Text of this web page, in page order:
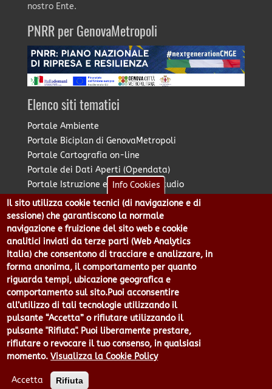
nostro Ente.
PNRR per GenovaMetropoli
Elenco siti tematici
Portale Ambiente
Portale Biciplan di GenovaMetropoli
Portale Cartografia on-line
Portale dei Dati Aperti (Opendata)
Portale Istruzione e Diritto allo Studio
Portale Marketing Territoriale
Portale Piano Strategico Metropolitano
Portale PUMS di GenovaMetropoli
Portale Stazione Unica Appaltante
Pratico: procedimenti e istanze online
Città Metropolitana di Genova - Piazzale Mazzini 2 -16122 -
Genova | CF:80007350103 - P.Iva: 00949170104 | Codice IPA: cmge
Centralino 010 54991 Fax 010 5499244 URP 010 5499456
Num.Verde 800 509420 | P.E.C.:
pec@cert.cittametropolitana.genova.it
Privacy|Tecnologie e Accessibilità|Note Legali
sito Web
Info Cookies
Il sito utilizza cookie tecnici (di navigazione e di
sessione) che garantiscono la normale
navigazione e fruizione del sito web e cookie
analitici inviati da terze parti (Web Analytics
Italia) che consentono di tracciare e analizzare, in
forma anonima, il comportamento per quanto
riguarda tempi, ubicazione geografica e
comportamento sul sito.Puoi acconsentire
all’utilizzo di tali tecnologie utilizzando il
pulsante “Accetta” o rifiutare utilizzando il
pulsante "Rifiuta". Puoi liberamente prestare,
rifiutare o revocare il tuo consenso, in qualsiasi
momento. Visualizza la Cookie Policy
Accetta Rifiuta